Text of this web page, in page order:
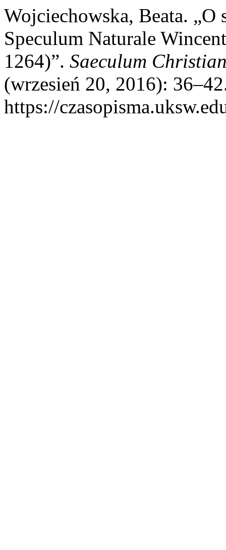
Wojciechowska, Beata.
Speculum Naturale
1264)”. Saeculum
(wrzesień 20, 2016):
https://